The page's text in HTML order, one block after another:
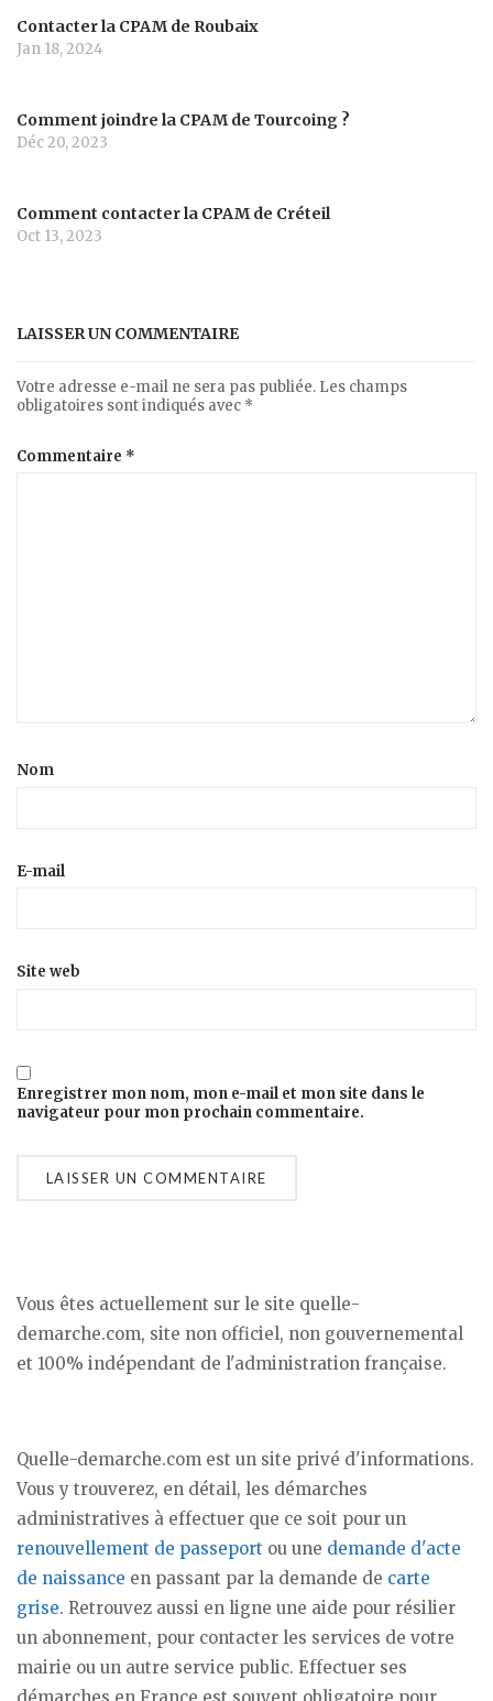
Contacter la CPAM de Roubaix
Jan 18, 2024
Comment joindre la CPAM de Tourcoing ?
Déc 20, 2023
Comment contacter la CPAM de Créteil
Oct 13, 2023
LAISSER UN COMMENTAIRE
Votre adresse e-mail ne sera pas publiée. Les champs
obligatoires sont indiqués avec *
Commentaire *
Nom
E-mail
Site web
Enregistrer mon nom, mon e-mail et mon site dans le
navigateur pour mon prochain commentaire.
Vous êtes actuellement sur le site quelle-
demarche.com, site non officiel, non gouvernemental
et 100% indépendant de l'administration française.
Quelle-demarche.com est un site privé d'informations.
Vous y trouverez, en détail, les démarches
administratives à effectuer que ce soit pour un
renouvellement de passeport ou une demande d'acte
de naissance en passant par la demande de carte
grise. Retrouvez aussi en ligne une aide pour résilier
un abonnement, pour contacter les services de votre
mairie ou un autre service public. Effectuer ses